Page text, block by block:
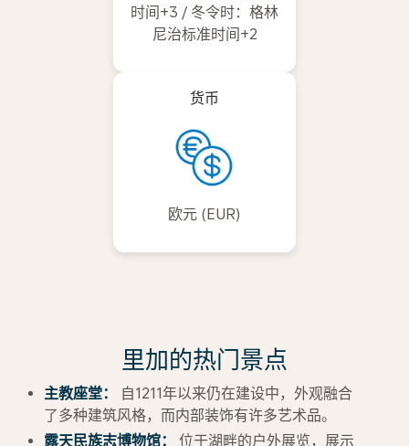
时间+3 / 冬令时：格林
尼治标准时间+2
货币
欧元 (EUR)
里加的热门景点
主教座堂：
自1211年以来仍在建设中，外观融合
了多种建筑风格，而内部装饰有许多艺术品。
露天民族志博物馆：
位于湖畔的户外展览，展示